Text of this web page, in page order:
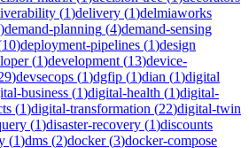
(1)delivery (1)delmiaworks
)demand-planning (4)demand-sensing
10)deployment-pipelines (1)design
(1)development (13)device-
)devsecops (1)dgfip (1)dian (1)digital
business (1)digital-health (1)digital-
(1)digital-transformation (22)digital-twin
(1)disaster-recovery (1)discounts
(1)dms (2)docker(3)docker-compose